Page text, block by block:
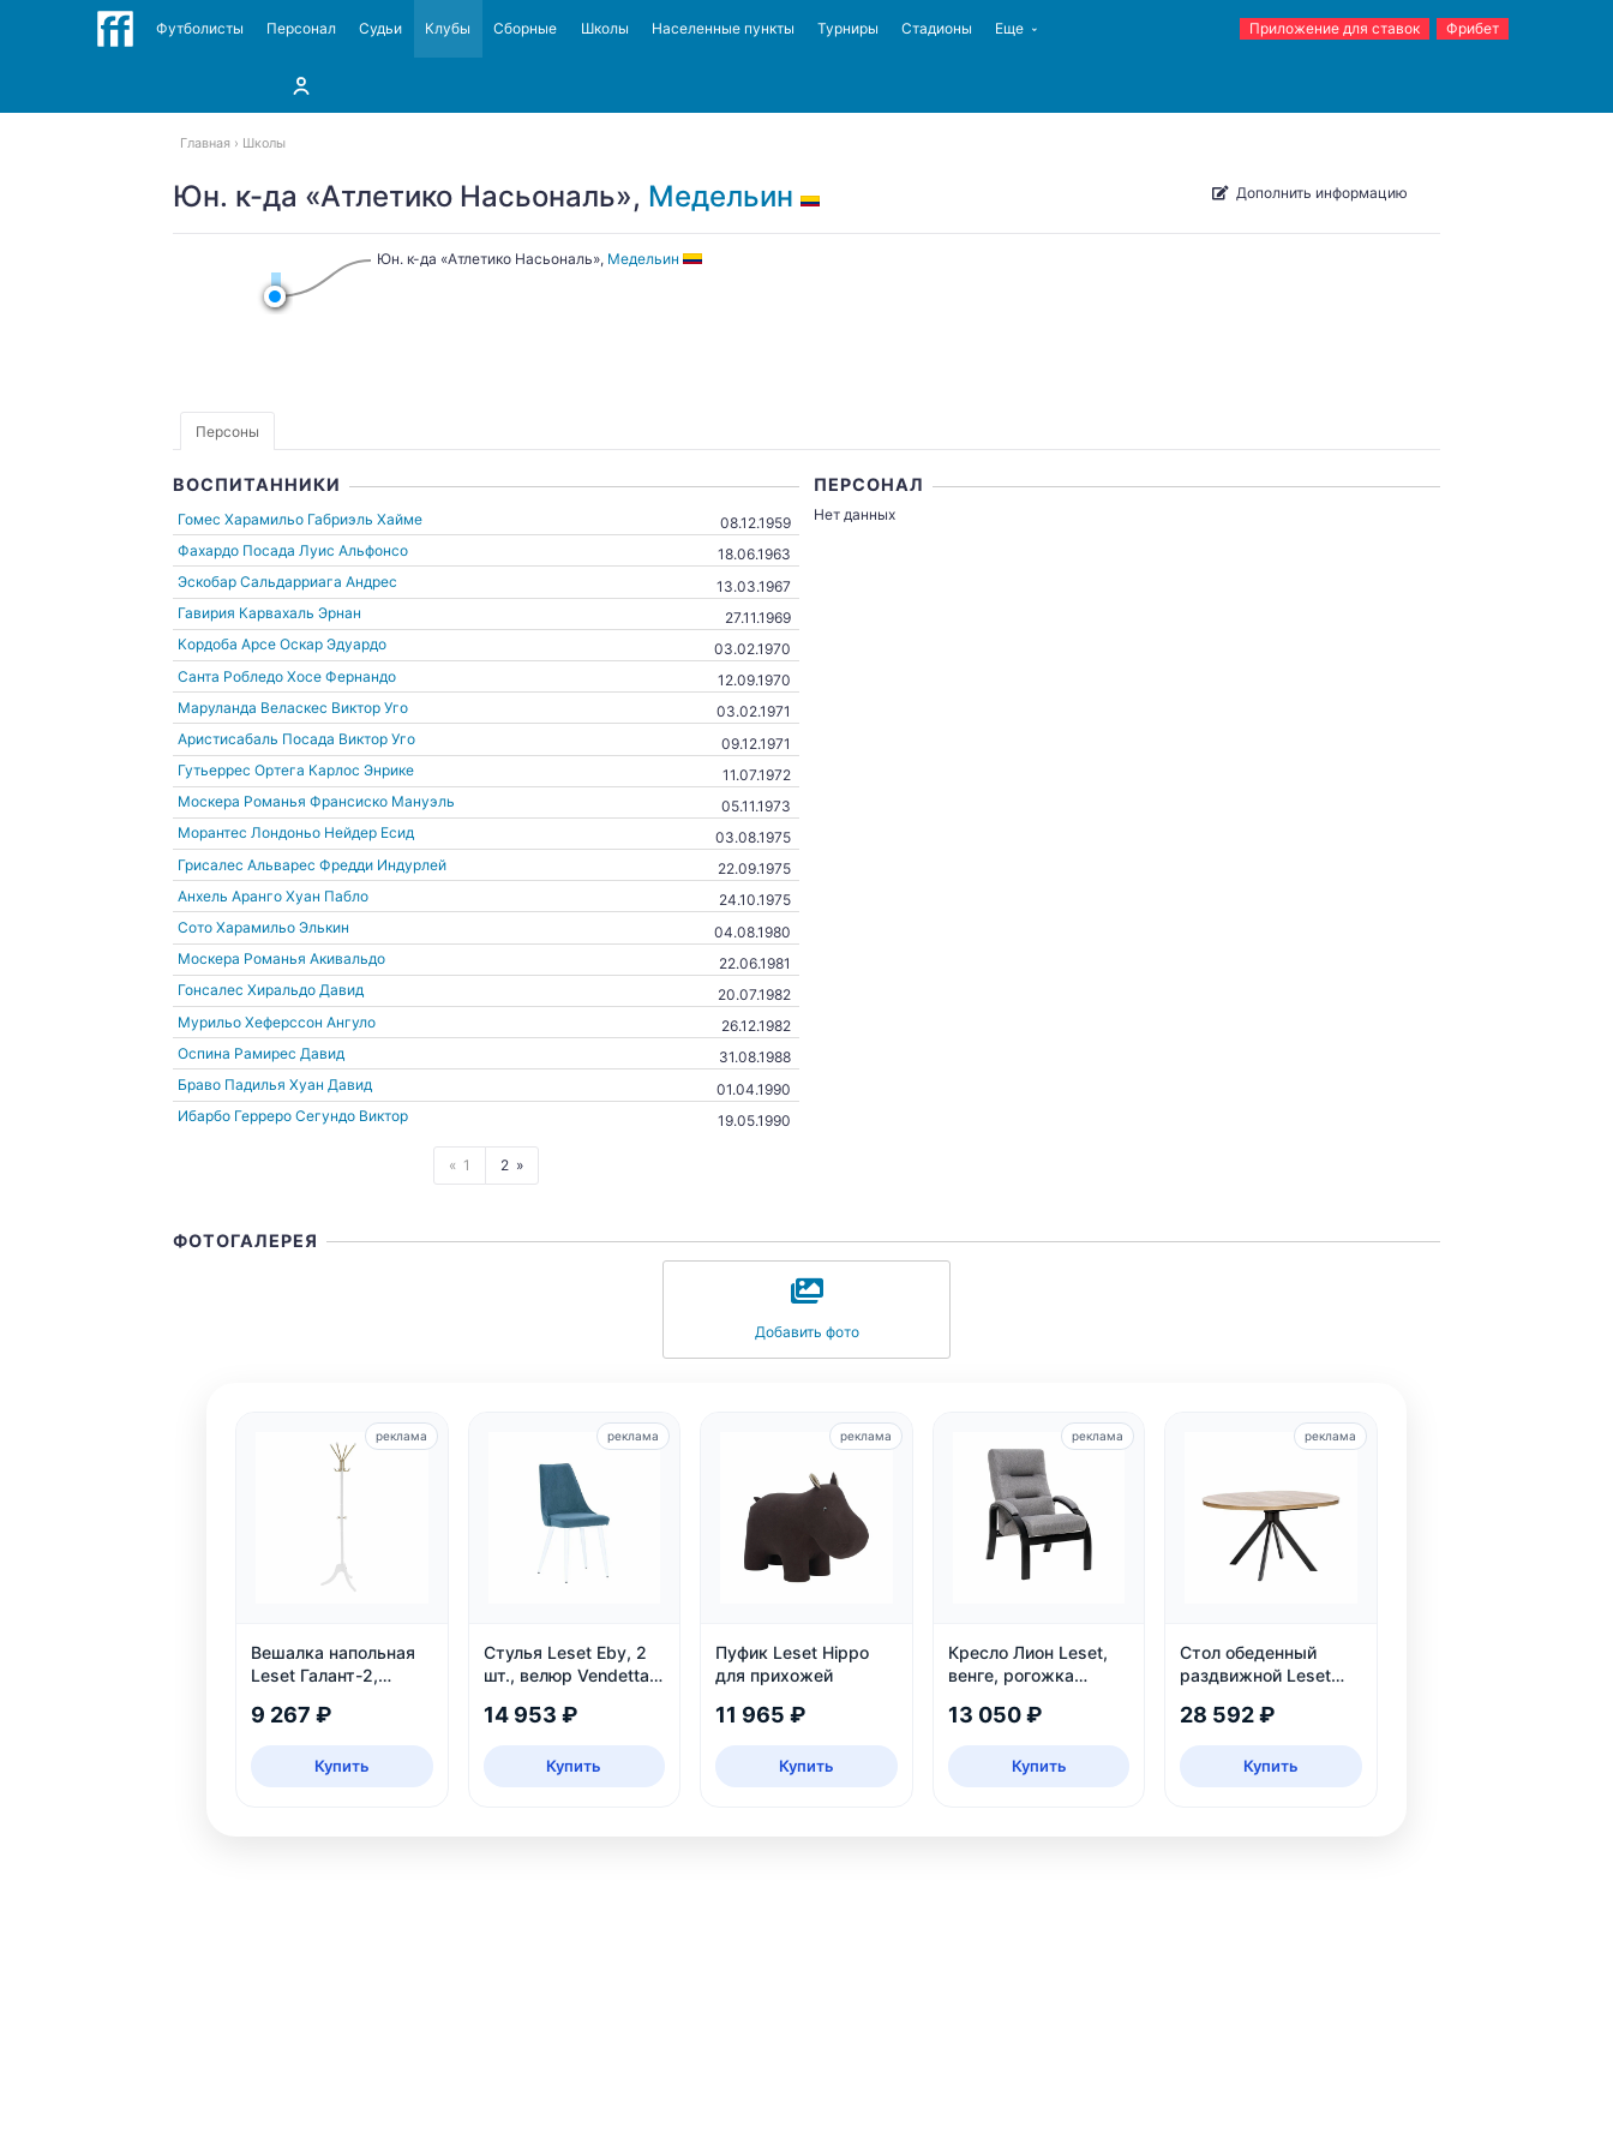
Футболисты Персонал Судьи Клубы Сборные Школы Населенные пункты Турниры Стадионы Еще Приложение для ставок Фрибет
Главная Школы
Юн. к-да «Атлетико Насьональ», Медельин Дополнить информацию
Юн. к-да «Атлетико Насьональ», Медельин
Персоны
ВОСПИТАННИКИ
Гомес Харамильо Габриэль Хайме
08.12.1959
Фахардо Посада Луис Альфонсо
18.06.1963
Эскобар Сальдарриага Андрес
13.03.1967
Гавирия Карвахаль Эрнан
27.11.1969
Кордоба Арсе Оскар Эдуардо
03.02.1970
Санта Робледо Хосе Фернандо
12.09.1970
Маруланда Веласкес Виктор Уго
03.02.1971
Аристисабаль Посада Виктор Уго
09.12.1971
Гутьеррес Ортега Карлос Энрике
11.07.1972
Москера Романья Франсиско Мануэль
05.11.1973
Морантес Лондоньо Нейдер Есид
03.08.1975
Грисалес Альварес Фредди Индурлей
22.09.1975
Анхель Аранго Хуан Пабло
24.10.1975
Сото Харамильо Элькин
04.08.1980
Москера Романья Акивальдо
22.06.1981
Гонсалес Хиральдо Давид
20.07.1982
Мурильо Хеферссон Ангуло
26.12.1982
Оспина Рамирес Давид
31.08.1988
Браво Падилья Хуан Давид
01.04.1990
Ибарбо Герреро Сегундо Виктор
19.05.1990
1 2
ПЕРСОНАЛ
Нет данных
ФОТОГАЛЕРЕЯ
Добавить фото
Вешалка напольная
Leset Галант-2,
9 267 ₽
Купить
реклама
Стулья Leset Eby, 2
шт., велюр Vendetta
14 953 ₽
Купить
реклама
Пуфик Leset Hippo
для прихожей
11 965 ₽
Купить
реклама
Кресло Лион Leset,
венге, рогожка
кг
13 050 ₽
Купить
реклама
Стол обеденный
раздвижной Leset
безопасный, ЛДСП,
28 592 ₽
Купить
реклама